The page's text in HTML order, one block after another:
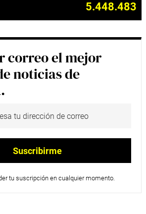
5.448.483
correo el mejor
noticias de
tu suscripción en cualquier momento.